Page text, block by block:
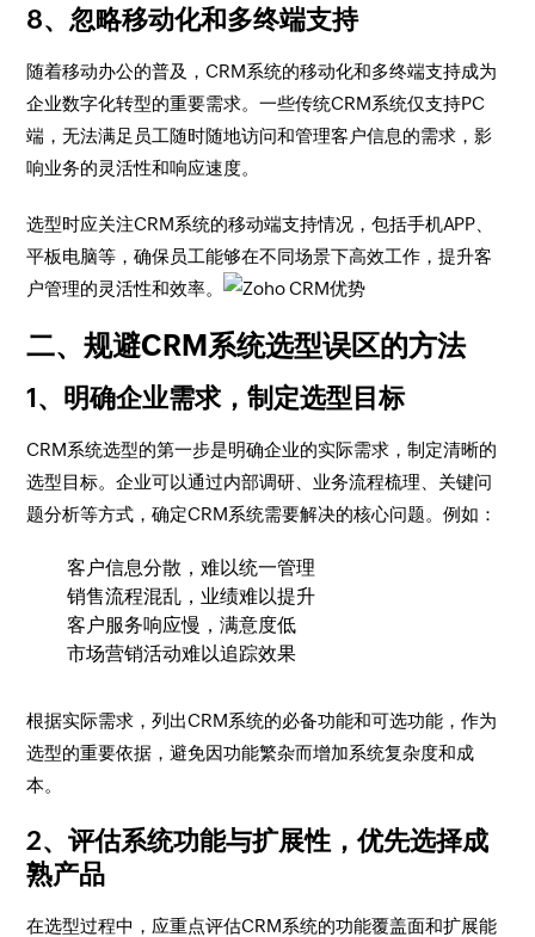
8、忽略移动化和多终端支持
随着移动办公的普及，CRM系统的移动化和多终端支持成为
企业数字化转型的重要需求。一些传统CRM系统仅支持PC
端，无法满足员工随时随地访问和管理客户信息的需求，影
响业务的灵活性和响应速度。
选型时应关注CRM系统的移动端支持情况，包括手机APP、
平板电脑等，确保员工能够在不同场景下高效工作，提升客
户管理的灵活性和效率。
二、规避CRM系统选型误区的方法
1、明确企业需求，制定选型目标
CRM系统选型的第一步是明确企业的实际需求，制定清晰的
选型目标。企业可以通过内部调研、业务流程梳理、关键问
题分析等方式，确定CRM系统需要解决的核心问题。例如：
客户信息分散，难以统一管理
销售流程混乱，业绩难以提升
客户服务响应慢，满意度低
市场营销活动难以追踪效果
根据实际需求，列出CRM系统的必备功能和可选功能，作为
选型的重要依据，避免因功能繁杂而增加系统复杂度和成
本。
2、评估系统功能与扩展性，优先选择成
熟产品
在选型过程中，应重点评估CRM系统的功能覆盖面和扩展能